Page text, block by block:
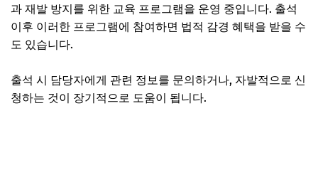
과 재발 방지를 위한 교육 프로그램을 운영 중입니다. 출석
이후 이러한 프로그램에 참여하면 법적 감경 혜택을 받을 수
도 있습니다.
출석 시 담당자에게 관련 정보를 문의하거나, 자발적으로 신
청하는 것이 장기적으로 도움이 됩니다.